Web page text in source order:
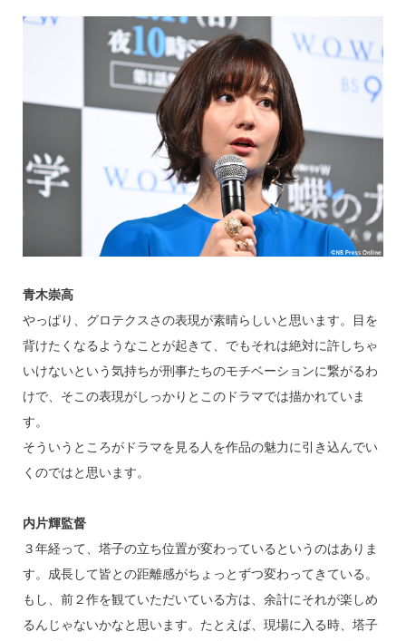
青木崇高
やっぱり、グロテクスさの表現が素晴らしいと思います。目を
背けたくなるようなことが起きて、でもそれは絶対に許しちゃ
いけないという気持ちが刑事たちのモチベーションに繋がるわ
けで、そこの表現がしっかりとこのドラマでは描かれていま
す。
そういうところがドラマを見る人を作品の魅力に引き込んでい
くのではと思います。
内片輝監督
３年経って、塔子の立ち位置が変わっているというのはありま
す。成長して皆との距離感がちょっとずつ変わってきている。
もし、前２作を観ていただいている方は、余計にそれが楽しめ
るんじゃないかなと思います。たとえば、現場に入る時、塔子